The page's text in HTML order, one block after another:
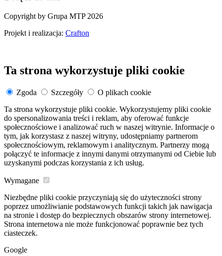
Copyright by Grupa MTP 2026
Projekt i realizacja: Crafton
Ta strona wykorzystuje pliki cookie
Zgoda Szczegóły
O plikach cookie
Ta strona wykorzystuje pliki cookie. Wykorzystujemy pliki cookie
do spersonalizowania treści i reklam, aby oferować funkcje
społecznościowe i analizować ruch w naszej witrynie. Informacje o
tym, jak korzystasz z naszej witryny, udostępniamy partnerom
społecznościowym, reklamowym i analitycznym. Partnerzy mogą
połączyć te informacje z innymi danymi otrzymanymi od Ciebie lub
uzyskanymi podczas korzystania z ich usług.
Wymagane
Niezbędne pliki cookie przyczyniają się do użyteczności strony
poprzez umożliwianie podstawowych funkcji takich jak nawigacja
na stronie i dostęp do bezpiecznych obszarów strony internetowej.
Strona internetowa nie może funkcjonować poprawnie bez tych
ciasteczek.
Google